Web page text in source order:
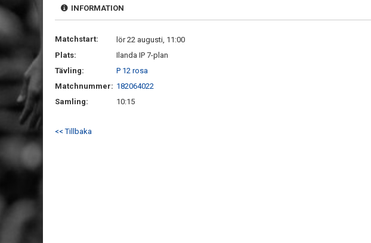
INFORMATION
Matchstart:
lör 22 augusti, 11:00
Plats:
Ilanda IP 7-plan
Tävling:
P 12 rosa
Matchnummer: 182064022
Samling:
10:15
<< Tillbaka